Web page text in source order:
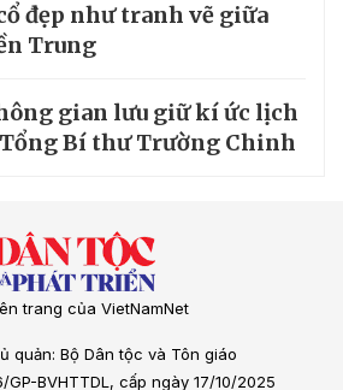
đẹp như tranh vẽ giữa
Trung
gian lưu giữ kí ức lịch
Tổng Bí thư Trường Chinh
trang của VietNamNet
quản: Bộ Dân tộc và Tôn giáo
GP-BVHTTDL, cấp ngày 17/10/2025